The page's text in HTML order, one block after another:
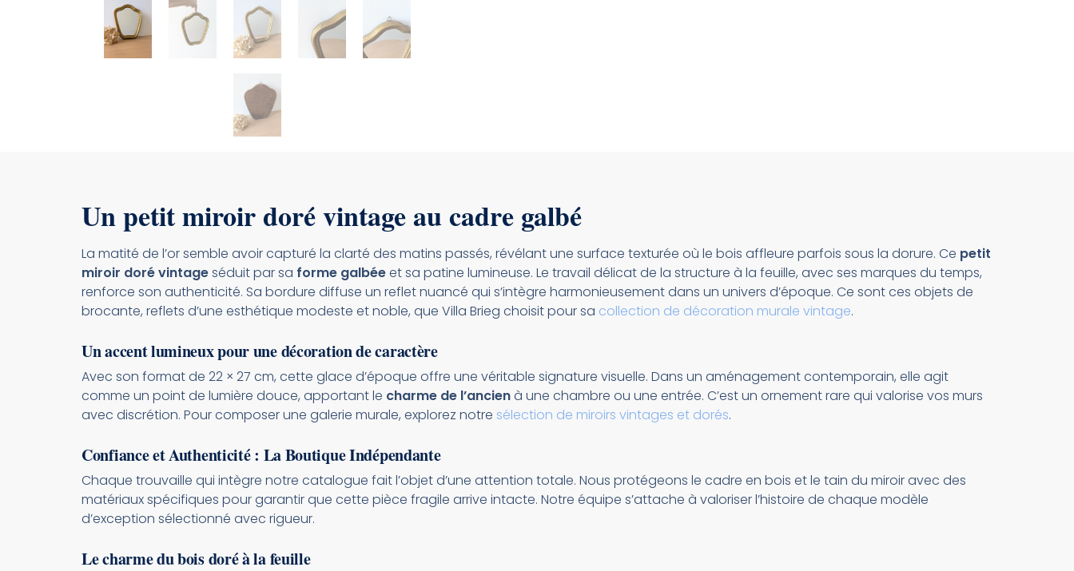
Un petit miroir doré vintage au cadre galbé
La matité de l’or semble avoir capturé la clarté des matins passés, révélant une surface texturée où le bois affleure parfois sous la dorure. Ce petit
miroir doré vintageséduit par sa forme galbéeet sa patine lumineuse. Le travail délicat de la structure à la feuille, avec ses marques du temps,
renforce son authenticité. Sa bordure diffuse un reflet nuancé qui s’intègre harmonieusement dans un univers d’époque. Ce sont ces objets de
brocante, reflets d’une esthétique modeste et noble, que Villa Brieg choisit pour sa collection de décoration murale vintage.
Un accent lumineux pour une décoration de caractère
Avec son format de 22 × 27 cm, cette glace d’époque offre une véritable signature visuelle. Dans un aménagement contemporain, elle agit
comme un point de lumière douce, apportant le charme de l’ancienà une chambre ou une entrée. C’est un ornement rare qui valorise vos murs
avec discrétion. Pour composer une galerie murale, explorez notre sélection de miroirs vintages et dorés.
Confiance et Authenticité : La Boutique Indépendante
Chaque trouvaille qui intègre notre catalogue fait l’objet d’une attention totale. Nous protégeons le cadre en bois et le tain du miroir avec des
matériaux spécifiques pour garantir que cette pièce fragile arrive intacte. Notre équipe s’attache à valoriser l’histoire de chaque modèle
d’exception sélectionné avec rigueur.
Le charme du bois doré à la feuille